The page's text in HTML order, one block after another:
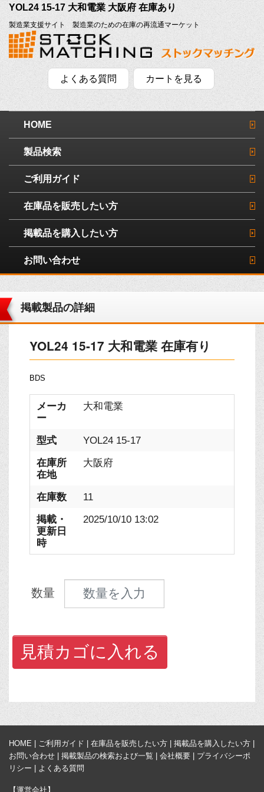
YOL24 15-17 大和電業 大阪府 在庫あり
製造業支援サイト 製造業のための在庫の再流通マーケット
よくある質問 カートを見る
HOME
製品検索
ご利用ガイド
在庫品を販売したい方
掲載品を購入したい方
お問い合わせ
掲載製品の詳細
YOL24 15-17 大和電業 在庫有り
BDS
メーカ
ー
大和電業
型式
YOL24 15-17
在庫所
在地
大阪府
在庫数
11
掲載・
更新日
時
2025/10/10 13:02
数量
見積数量
見積カゴに入れる
HOME | ご利用ガイド | 在庫品を販売したい方 | 掲載品を購入したい方 |
お問い合わせ | 掲載製品の検索および一覧 | 会社概要 | プライバシーポ
リシー | よくある質問
【運営会社】